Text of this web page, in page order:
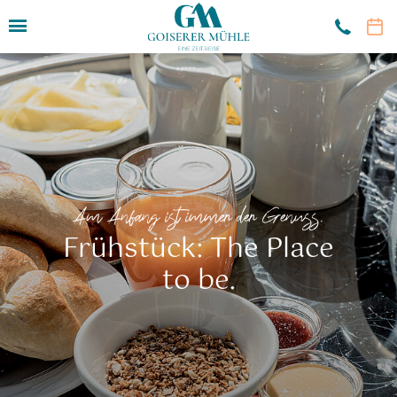
Hotel
Zimmer & Angebote
Restaurant
Nachhaltig & regional
Frühstück
Dinner
À la carte
Wein & Getränke
Tischreservierung
Speisekammer
Am Anfang ist immer der Genuss.
Frühstück: The Place
to be.